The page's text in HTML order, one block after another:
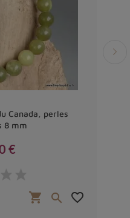
Canada, perles
8 mm
€
shopping_cart  favorite_border